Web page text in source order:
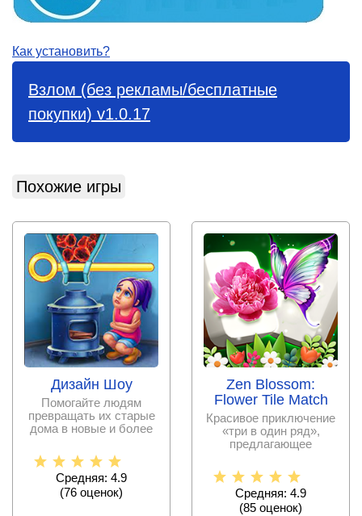
Как установить?
Взлом (без рекламы/бесплатные
покупки) v1.0.17
Похожие игры
Дизайн Шоу
Помогайте людям
превращать их старые
дома в новые и более
фурнитуру
Средняя: 4.9
(76 оценок)
Zen Blossom:
Flower Tile Match
Красивое приключение
«три в один ряд»,
предлагающее
реконструкцию старой
Средняя: 4.9
(85 оценок)